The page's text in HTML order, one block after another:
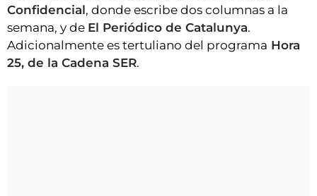
Confidencial, donde escribe dos columnas a la
semana, y de El Periódico de Catalunya.
Adicionalmente es tertuliano del programa Hora
25, de la Cadena SER.